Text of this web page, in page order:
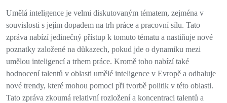
Umělá inteligence je velmi diskutovaným tématem, zejména v
souvislosti s jejím dopadem na trh práce a pracovní sílu. Tato
zpráva nabízí jedinečný přístup k tomuto tématu a nastiňuje nové
poznatky založené na důkazech, pokud jde o dynamiku mezi
umělou inteligencí a trhem práce. Kromě toho nabízí také
hodnocení talentů v oblasti umělé inteligence v Evropě a odhaluje
nové trendy, které mohou pomoci při tvorbě politik v této oblasti.
Tato zpráva zkoumá relativní rozložení a koncentraci talentů a